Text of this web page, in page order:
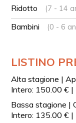
Pranzo in un
Tappa a Vietri
Rientro a
Per la zona di
possibilità di
un raggio di circa
Il punto di
l’autista al
Ridotto (7 - 14
Bambini (0 - 6
LISTINO
Alta stagione |
Intero: 150.00 €
Bassa stagione |
Intero: 135.00 €